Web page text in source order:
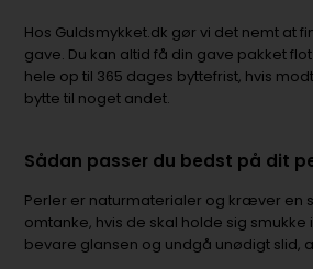
Hos Guldsmykket.dk gør vi det nemt at
gave. Du kan altid få din gave pakket
hele op til 365 dages byttefrist, hvis
bytte til noget andet.
Sådan passer du bedst på dit
Perler er naturmaterialer og kræver en
omtanke, hvis de skal holde sig smukke
bevare glansen og undgå unødigt slid,